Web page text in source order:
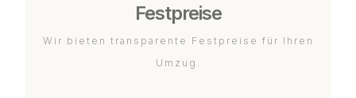
Festpreise
Wir bieten transparente Festpreise für Ihren
Umzug.